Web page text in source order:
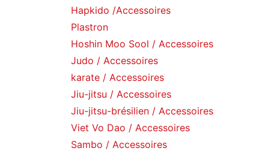
Hapkido /Accessoires
Plastron
Hoshin Moo Sool / Accessoires
Judo / Accessoires
karate / Accessoires
Jiu-jitsu / Accessoires
Jiu-jitsu-brésilien / Accessoires
Viet Vo Dao / Accessoires
Sambo / Accessoires